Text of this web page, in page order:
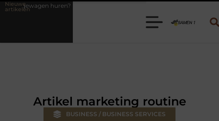
Nieuwe
artikelen
Kies de juiste aanhanger voor jouw klus
Artikel marketing routine
BUSINESS / BUSINESS SERVICES